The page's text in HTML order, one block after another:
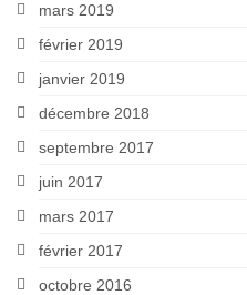
mars 2019
février 2019
janvier 2019
décembre 2018
septembre 2017
juin 2017
mars 2017
février 2017
octobre 2016